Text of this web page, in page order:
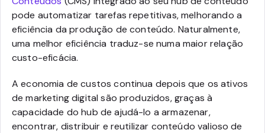
pode automatizar tarefas repetitivas, melhorando a
eficiência da produção de conteúdo. Naturalmente,
uma melhor eficiência traduz-se numa maior relação
custo-eficácia.
A economia de custos continua depois que os ativos
de marketing digital são produzidos, graças à
capacidade do hub de ajudá-lo a armazenar,
encontrar, distribuir e reutilizar conteúdo valioso de